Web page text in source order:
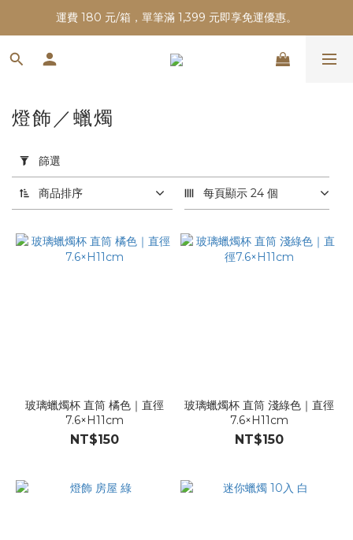
運費 180 元/箱，單筆滿 1,399 元即享免運優惠。
用
選
價格
燈飾／蠟燭
篩選
商品排序 每頁顯示 24 個
玻璃蠟燭杯 直筒 橘色｜直徑
7.6×H11cm
NT$150
玻璃蠟燭杯 直筒 淺綠色｜直徑
7.6×H11cm
NT$150